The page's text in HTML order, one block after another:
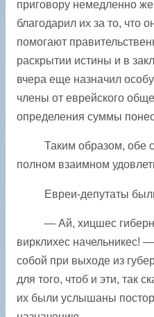
приговору немедленно
благодарил их за то, что
помогают
раскрытии истины и в
вчера еще назначил
члены от еврейского
определения суммы
Таким образом, обе
полном взаимном
Евреи-депутаты
— Ай, хицшес
вирклихес начельникес!
собой при выходе из
для того, чтоб и эти, так
их были услышаны